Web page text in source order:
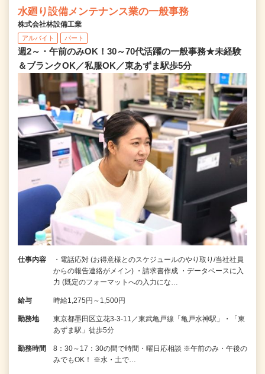
水廻り設備メンテナンス業の一般事務
株式会社林設備工業
アルバイト パート
週2～・午前のみOK！30～70代活躍の一般事務★未経験
＆ブランクOK／私服OK／東あずま駅歩5分
仕事内容
・電話応対 (お得意様とのスケジュールのやり取り/当社社員
からの報告連絡がメイン) ・請求書作成 ・データベースに入
力 (既定のフォーマットへの入力にな…
給与 時給1,275円～1,500円
勤務地
東京都墨田区立花3-3-11／東武亀戸線「亀戸水神駅」・「東
あずま駅」徒歩5分
勤務時間
8：30～17：30の間で時間・曜日応相談 ※午前のみ・午後の
みでもOK！ ※水・土で…